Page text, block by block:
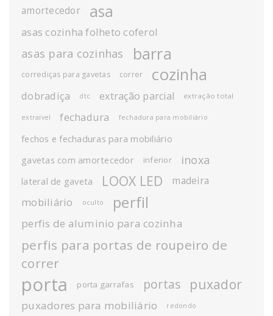
amortecedor asa
asas cozinha folheto coferol
asas para cozinhas barra
corrediças para gavetas correr cozinha
dobradiça dtc extração parcial extração total
extraível fechadura fechadura para mobiliário
fechos e fechaduras para mobiliário
gavetas com amortecedor
inferior inoxa
lateral de gaveta LOOX LED madeira
mobiliário oculto perfil
perfis de aluminio para cozinha
perfis para portas de roupeiro de
correr
porta porta garrafas portas puxador
puxadores para mobiliário redondo